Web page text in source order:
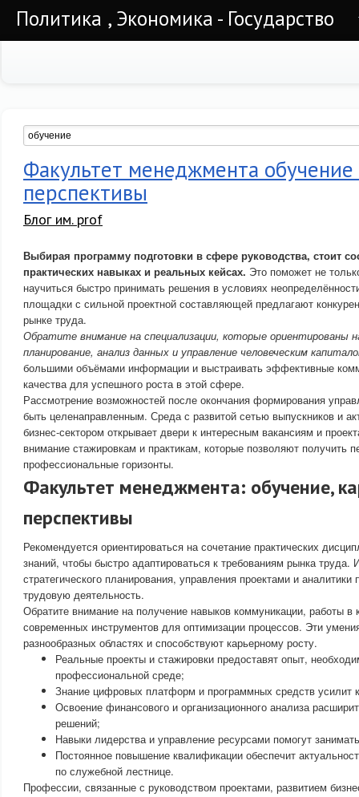
Политика , Экономика - Государство
Факультет менеджмента обучение
перспективы
Блог им. prof
Выбирая программу подготовки в сфере руководства, стоит
практических навыках и реальных кейсах. Это поможет не
научиться быстро принимать решения в условиях
площадки с сильной проектной составляющей предлагают
рынке труда.
Обратите внимание на специализации, которые ориентированы
планирование, анализ данных и управление человеческим
большими объёмами информации и выстраивать эффективные
качества для успешного роста в этой сфере.
Рассмотрение возможностей после окончания формирования
быть целенаправленным. Среда с развитой сетью выпускников и
бизнес-сектором открывает двери к интересным вакансиям и
внимание стажировкам и практикам, которые позволяют получить
профессиональные горизонты.
Факультет менеджмента: обучение,
перспективы
Рекомендуется ориентироваться на сочетание практических
знаний, чтобы быстро адаптироваться к требованиям рынка труда.
стратегического планирования, управления проектами и
трудовую деятельность.
Обратите внимание на получение навыков коммуникации, работы в
современных инструментов для оптимизации процессов. Эти
разнообразных областях и способствуют карьерному росту.
Реальные проекты и стажировки предоставят опыт,
профессиональной среде;
Знание цифровых платформ и программных средств усилит
Освоение финансового и организационного анализа
решений;
Навыки лидерства и управление ресурсами помогут
Постоянное повышение квалификации обеспечит
по служебной лестнице.
Профессии, связанные с руководством проектами, развитием